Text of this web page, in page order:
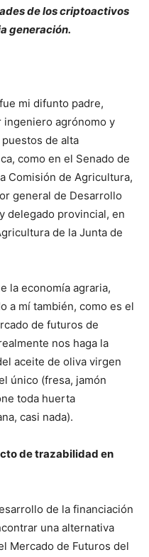
de los criptoactivos
generación.
mi difunto padre,
ingeniero agrónomo y
de alta
como en el Senado de
Comisión de Agricultura,
general de Desarrollo
delegado provincial, en
de la Junta de
la economía agraria,
a mí también, como es el
de futuros de
nos haga la
aceite de oliva virgen
único (fresa, jamón
toda huerta
casi nada).
de trazabilidad en
de la financiación
una alternativa
Mercado de Futuros del